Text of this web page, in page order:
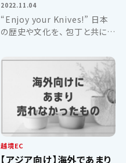
2022.11.04
“Enjoy your Knives!” 日本
の歴史や文化を、 包丁と共に一
2020年3月、京都市中京区に
「土佐打ち刃物」のお店をオー
プンした由宗刃物さん。 開店当
越境EC
【アジア向け】海外であまり